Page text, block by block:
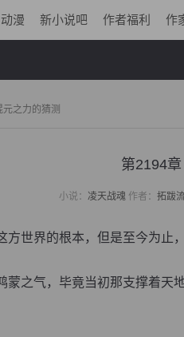
动漫 新小说吧 作者福利 作
之力的猜测
第2194
小说： 凌天战魂作者： 拓跋
世界的根本，但是至今为止
之气，毕竟当初那支撑着天